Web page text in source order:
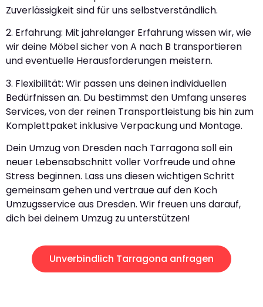
Zuverlässigkeit sind für uns selbstverständlich.
2. Erfahrung: Mit jahrelanger Erfahrung wissen wir, wie
wir deine Möbel sicher von A nach B transportieren
und eventuelle Herausforderungen meistern.
3. Flexibilität: Wir passen uns deinen individuellen
Bedürfnissen an. Du bestimmst den Umfang unseres
Services, von der reinen Transportleistung bis hin zum
Komplettpaket inklusive Verpackung und Montage.
Dein Umzug von Dresden nach Tarragona soll ein
neuer Lebensabschnitt voller Vorfreude und ohne
Stress beginnen. Lass uns diesen wichtigen Schritt
gemeinsam gehen und vertraue auf den Koch
Umzugsservice aus Dresden. Wir freuen uns darauf,
dich bei deinem Umzug zu unterstützen!
Unverbindlich Tarragona anfragen